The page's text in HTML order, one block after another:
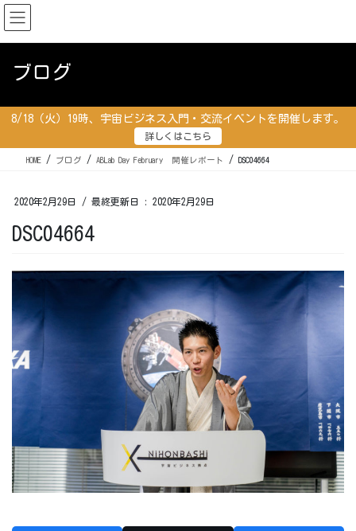
コ
ン
テ
移
ナ
ビ
ゲ
ン
ブログ
8/18（火）19時、宇宙ビジネス入門・交流イベントを開催します。
詳しくはこちら
HOME ブログ ABLab Day February 開催レポート DSC04664
2020年2月29日 / 最終更新日 : 2020年2月29日
DSC04664